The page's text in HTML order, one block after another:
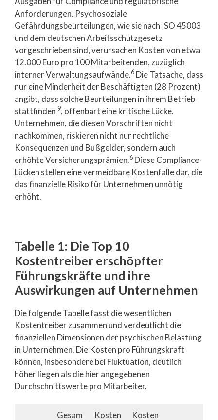
Anforderungen. Psychosoziale
Gefährdungsbeurteilungen, wie sie nach ISO 45003
und dem deutschen Arbeitsschutzgesetz
vorgeschrieben sind, verursachen Kosten von etwa
12.000 Euro pro 100 Mitarbeitenden, zuzüglich
interner Verwaltungsaufwände.6 Die Tatsache, dass
nur eine Minderheit der Beschäftigten (28 Prozent)
angibt, dass solche Beurteilungen in ihrem Betrieb
stattfinden 9, offenbart eine kritische Lücke.
Unternehmen, die diesen Vorschriften nicht
nachkommen, riskieren nicht nur rechtliche
Konsequenzen und Bußgelder, sondern auch
erhöhte Versicherungsprämien.6 Diese Compliance-
Lücken stellen eine vermeidbare Kostenfalle dar, die
das finanzielle Risiko für Unternehmen unnötig
erhöht.
Tabelle 1: Die Top 10
Kostentreiber erschöpfter
Führungskräfte und ihre
Auswirkungen auf Unternehmen
Die folgende Tabelle fasst die wesentlichen
Kostentreiber zusammen und verdeutlicht die
finanziellen Dimensionen der psychischen Belastung
in Unternehmen. Die Kosten pro Führungskraft
können, insbesondere bei Fluktuation, deutlich
höher liegen als die hier angegebenen
Durchschnittswerte pro Mitarbeiter.
Gesam Kosten Kosten